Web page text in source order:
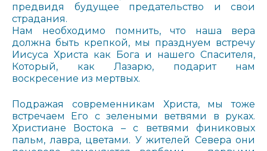
предвидя будущее предательство и свои
страдания.
Нам необходимо помнить, что наша вера
должна быть крепкой, мы празднуем встречу
Иисуса Христа как Бога и нашего Спасителя,
Который, как Лазарю, подарит нам
воскресение из мертвых.
Подражая современникам Христа, мы тоже
встречаем Его с зелеными ветвями в руках.
Христиане Востока – с ветвями финиковых
пальм, лавра, цветами. У жителей Севера они